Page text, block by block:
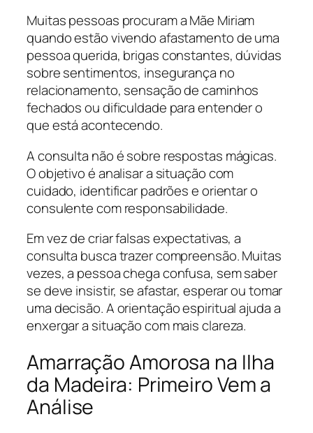
Muitas pessoas procuram a Mãe Miriam
quando estão vivendo afastamento de uma
pessoa querida, brigas constantes, dúvidas
sobre sentimentos, insegurança no
relacionamento, sensação de caminhos
fechados ou dificuldade para entender o
que está acontecendo.
A consulta não é sobre respostas mágicas.
O objetivo é analisar a situação com
cuidado, identificar padrões e orientar o
consulente com responsabilidade.
Em vez de criar falsas expectativas, a
consulta busca trazer compreensão. Muitas
vezes, a pessoa chega confusa, sem saber
se deve insistir, se afastar, esperar ou tomar
uma decisão. A orientação espiritual ajuda a
enxergar a situação com mais clareza.
Amarração Amorosa na Ilha
da Madeira: Primeiro Vem a
Análise